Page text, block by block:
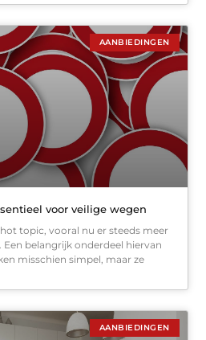
AANBIEDINGEN
voor veilige wegen
topic, vooral nu er steeds meer
belangrijk onderdeel hiervan
misschien simpel, maar ze
AANBIEDINGEN